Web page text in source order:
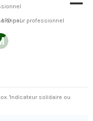
'Indicateur solidaire ou